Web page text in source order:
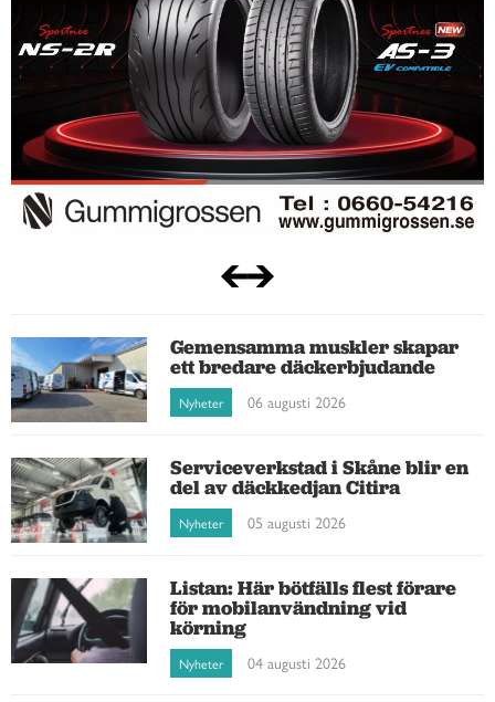
Gemensamma muskler skapar
ett bredare däckerbjudande
Nyheter 06 augusti 2026
Serviceverkstad i Skåne blir en
del av däckkedjan Citira
Nyheter 05 augusti 2026
Listan: Här bötfälls flest förare
för mobilanvändning vid
körning
Nyheter 04 augusti 2026